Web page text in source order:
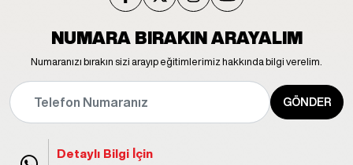
NUMARA BIRAKIN ARAYALIM
Numaranızı bırakın sizi arayıp eğitimlerimiz hakkında bilgi verelim.
GÖNDER
Detaylı Bilgi İçin